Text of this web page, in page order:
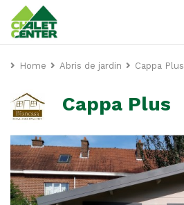
Home Abris de jardin Cappa Plus
Cappa Plus